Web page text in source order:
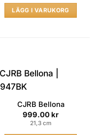
LÄGG I VARUKORG
CJRB Bellona
999.00 kr
21,3 cm